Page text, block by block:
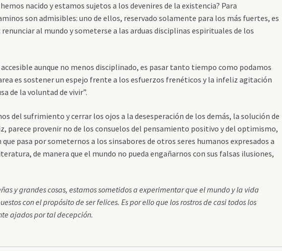
hemos nacido y estamos sujetos a los devenires de la existencia? Para
son admisibles: uno de ellos, reservado solamente para los más fuertes, es
al mundo y someterse a las arduas disciplinas espirituales de los
aunque no menos disciplinado, es pasar tanto tiempo como podamos
es sostener un espejo frente a los esfuerzos frenéticos y la infeliz agitación
de la voluntad de vivir”.
del sufrimiento y cerrar los ojos a la desesperación de los demás, la solución de
parece provenir no de los consuelos del pensamiento positivo y del optimismo,
pasa por someternos a los sinsabores de otros seres humanos expresados a
de manera que el mundo no pueda engañarnos con sus falsas ilusiones,
y grandes cosas, estamos sometidos a experimentar que el mundo y la vida
con el propósito de ser felices. Es por ello que los rostros de casi todos los
ajados por tal decepción.